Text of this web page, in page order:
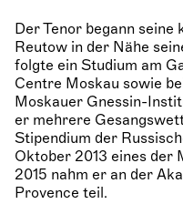
Der Tenor begann
Reutow in der Nähe
folgte ein Studium am
Centre Moskau sowie
Moskauer Gnessin-
er mehrere
Stipendium der
Oktober 2013 eines der
2015 nahm er an der
Provence teil.